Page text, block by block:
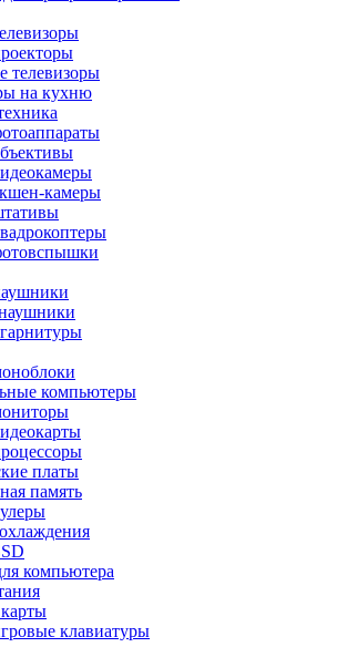
телевизоры
на кухню
камеры
компьютеры
платы
память
компьютера
клавиатуры